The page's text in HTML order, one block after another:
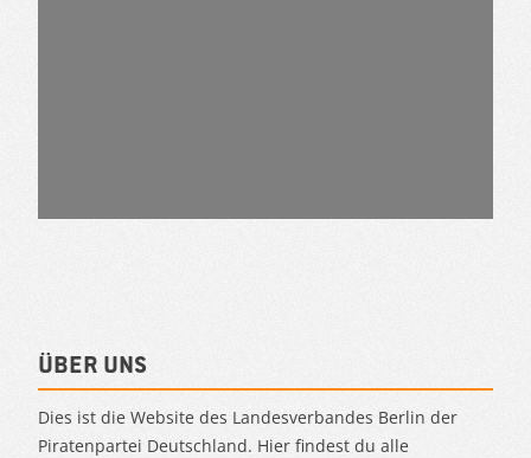
Über uns
Dies ist die Website des Landesverbandes Berlin der
Piratenpartei Deutschland. Hier findest du alle